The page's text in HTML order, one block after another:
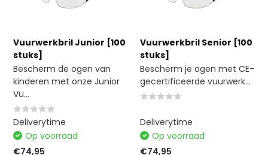
Vuurwerkbril Junior [100
stuks]
Bescherm de ogen van
kinderen met onze Junior
Vu...
Deliverytime
Op voorraad
€74,95
Vuurwerkbril Senior [100
stuks]
Bescherm je ogen met CE-
gecertificeerde vuurwerk...
Deliverytime
Op voorraad
€74,95